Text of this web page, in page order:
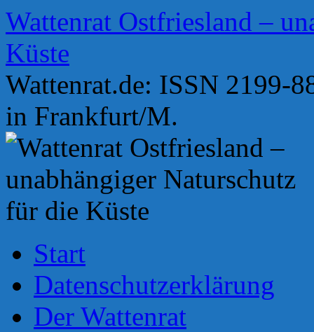
Zum
Inhalt
springen
Wattenrat Ostfriesland –
Küste
Wattenrat.de: ISSN 2199-
in Frankfurt/M.
Start
Datenschutzerklärung
Der Wattenrat